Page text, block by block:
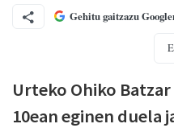
Gehitu gaitzazu
Urteko Ohiko
10ean eginen duela